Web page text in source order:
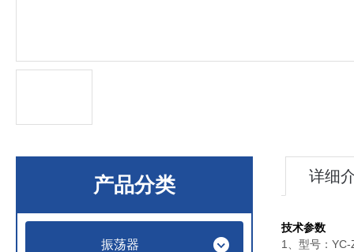
产品分类
振荡器
详细
技术参数
1、型号： YC-